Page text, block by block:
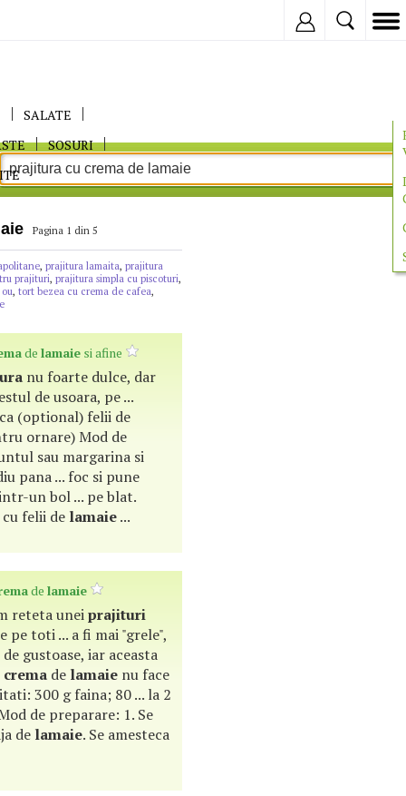
SALATE
SOSURI
Pagina 1 din 5
, prajitura lamaita, prajitura
prajituri, prajitura simpla cu piscoturi,
, tort bezea cu crema de cafea,
de lamaie si afine
nu foarte dulce, dar
de usoara, pe ...
(optional) felii de
ornare) Mod de
sau margarina si
pana ... foc si pune
un bol ... pe blat.
felii de lamaie...
de lamaie
reteta uneiprajituri
pe toti ... a fi mai "grele",
gustoase, iar aceasta
crema de lamaie nu face
300 g faina; 80 ... la 2
de preparare: 1. Se
de lamaie. Se amesteca